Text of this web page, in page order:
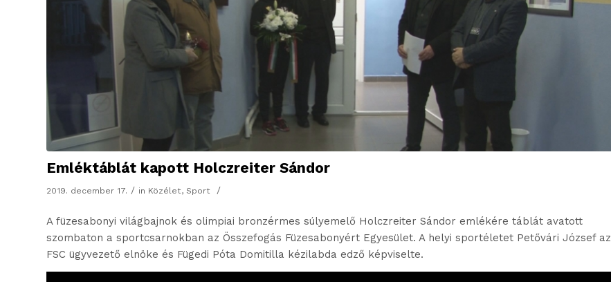
Emléktáblát kapott Holczreiter Sándor
2019. december 17. / in Közélet, Sport /
A füzesabonyi világbajnok és olimpiai bronzérmes súlyemelő Holczreiter Sándor emlékére táblát avatott
szombaton a sportcsarnokban az Összefogás Füzesabonyért Egyesület. A helyi sportéletet Petővári József az
FSC ügyvezető elnöke és Fügedi Póta Domitilla kézilabda edző képviselte.